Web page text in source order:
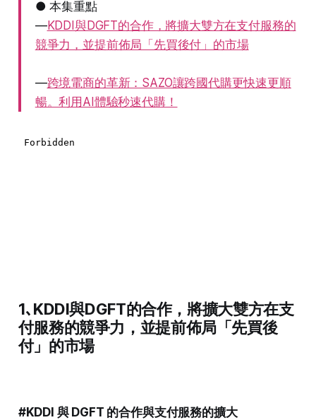
● 本集重點
—KDDI與DGFT的合作，將擴大雙方在支付服務的
競爭力，並提前佈局「先買後付」的市場
—跨境電商的革新：SAZO讓跨國代購更快速更順
暢。利用AI體驗秒速代購！
1､KDDI與DGFT的合作，將擴大雙方在支
付服務的競爭力，並提前佈局「先買後
付」的市場
#KDDI 與 DGFT 的合作與支付服務的擴大